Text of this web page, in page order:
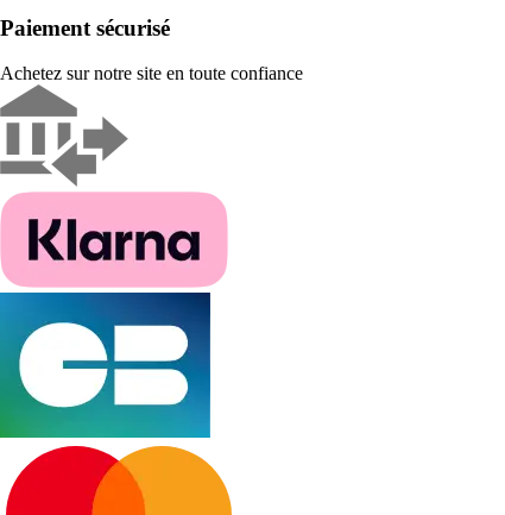
Paiement sécurisé
Achetez sur notre site en toute confiance